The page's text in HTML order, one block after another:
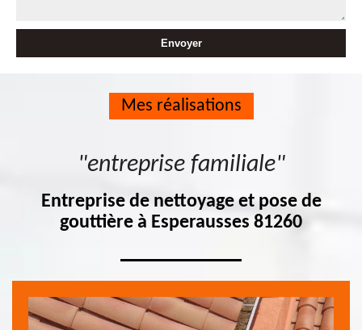
Mes réalisations
"entreprise familiale"
Entreprise de nettoyage et pose de
gouttière à Esperausses 81260